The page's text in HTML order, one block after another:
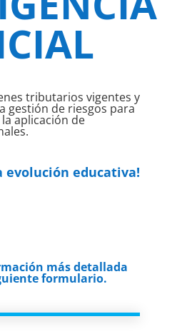
tributarios vigentes y
gestión de riesgos para
aplicación de
evolución educativa!
más detallada
formulario.